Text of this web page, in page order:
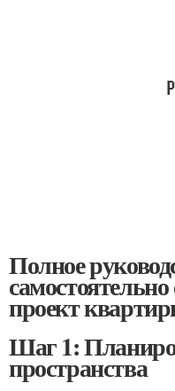
Полное
самостоятельно
проект
Шаг 1:
пространства